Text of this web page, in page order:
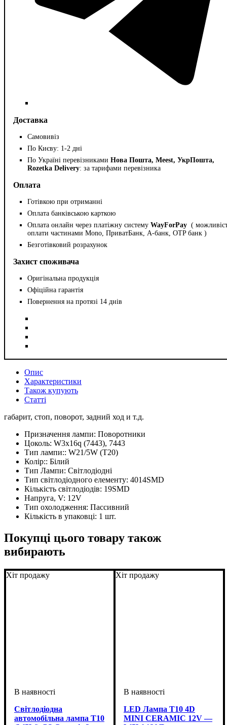
Доставка
Самовивіз
По Києву: 1-2 дні
По Україні перевізниками Нова Пошта, Meest, УкрПошта,
Rozetka Delivery: за тарифами перевізника
Оплата
Готівкою при отриманні
Оплата банківською карткою
Оплата онлайн через платіжну систему WayForPay (
оплати частинами Mono, ПриватБанк, А-банк, OTP банк )
Безготівковий розрахунок
Захист споживача
Оригінальна продукція
Офіційна гарантія
Повернення на протязі 14 днів
Опис
Характеристики
Також купують
Статті
габарит, стоп, поворот, задний ход и т.д.
Призначення лампи: Поворотники
Цоколь: W3x16q (7443), 7443
Тип лампи:: W21/5W (T20)
Колір:: Білий
Тип Лампи: Світлодіодні
Тип світлодіодного елементу: 4014SMD
Кількість світлодіодів: 19SMD
Напруга, V: 12V
Тип охолодження: Пассивний
Кількість в упаковці: 1 шт.
Покупці цього товару також
вибирають
Хіт продажу
Світлодіодна
автомобільна лампа T10
Хіт продажу
LED Лампа T10 4D
MINI CERAMIC 12V —